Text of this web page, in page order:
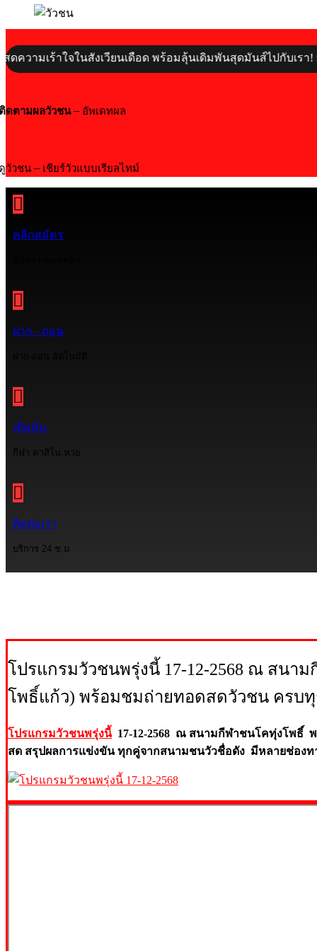
ใจในสังเวียนเดือด พร้อมลุ้นเดิมพันสุดมันส์ไปกับเรา! มาร่ว
ดตามผลวัวชน– อัพเดทผล
วัวชน – เชียร์วัวแบบเรียลไทม์
คลิกสมัคร
ฝาก - ถอน
เดิมพัน
กีฬา คาสิโน หวย
ติดต่อเรา
บริการ 24 ช.ม
โปรแกรมวัวชนพรุ่งนี้ 17-12-2568 ณ สนา
โพธิ์แก้ว) พร้อมชมถ่ายทอดสดวัวชน ครบ
โปรแกรมวัวชนพรุ่งนี้ 17-12-2568 ณ สนามกีฬาชนโคทุ่งโพธิ์
สด สรุปผลการแข่งขัน ทุกคู่จากสนามชนวัวชื่อดัง มีหลายช่องท